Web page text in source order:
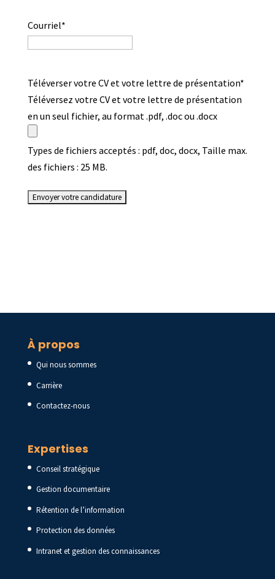
Courriel*
Téléverser votre CV et votre lettre de présentation*
Téléversez votre CV et votre lettre de présentation
en un seul fichier, au format .pdf, .doc ou .docx
Types de fichiers acceptés : pdf, doc, docx, Taille max.
des fichiers : 25 MB.
À propos
Qui nous sommes
Carrière
Contactez-nous
Expertises
Conseil stratégique
Gestion documentaire
Rétention de l’information
Protection des données
Intranet et gestion des connaissances